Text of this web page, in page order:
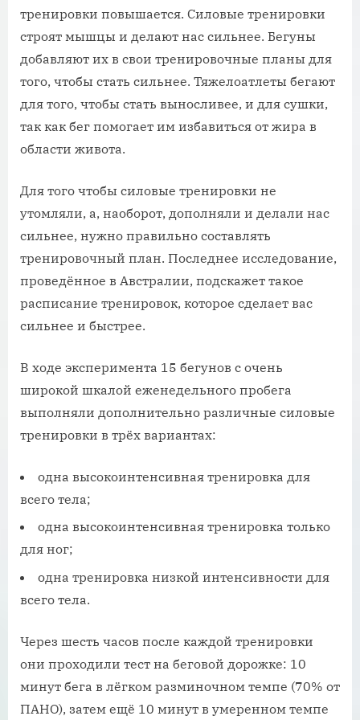
тренировки повышается. Силовые тренировки
строят мышцы и делают нас сильнее. Бегуны
добавляют их в свои тренировочные планы для
того, чтобы стать сильнее. Тяжелоатлеты бегают
для того, чтобы стать выносливее, и для сушки,
так как бег помогает им избавиться от жира в
области живота.
Для того чтобы силовые тренировки не
утомляли, а, наоборот, дополняли и делали нас
сильнее, нужно правильно составлять
тренировочный план. Последнее исследование,
проведённое в Австралии, подскажет такое
расписание тренировок, которое сделает вас
сильнее и быстрее.
В ходе эксперимента 15 бегунов с очень
широкой шкалой еженедельного пробега
выполняли дополнительно различные силовые
тренировки в трёх вариантах:
одна высокоинтенсивная тренировка для
всего тела;
одна высокоинтенсивная тренировка только
для ног;
одна тренировка низкой интенсивности для
всего тела.
Через шесть часов после каждой тренировки
они проходили тест на беговой дорожке: 10
минут бега в лёгком разминочном темпе (70% от
ПАНО), затем ещё 10 минут в умеренном темпе